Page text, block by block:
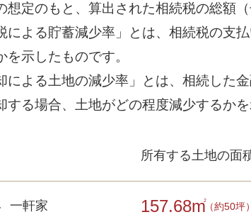
想定のもと、算出された相続税の総額
による貯蓄減少率」とは、相続税の支
を示したものです。
による土地の減少率」とは、相続した
する場合、土地がどの程度減少するかを
所有する土地の面
一軒家 157.68m2
（約50坪）